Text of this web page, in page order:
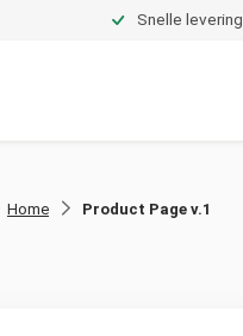
Snelle levering
Home Product Page v.1